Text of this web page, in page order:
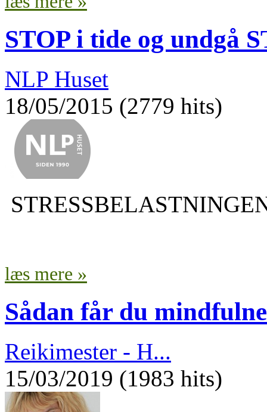
STOP i tide og undgå
NLP Huset
18/05/2015 (2779 hits)
læs mere »
Sådan får du
Reikimester - H...
15/03/2019 (1983 hits)